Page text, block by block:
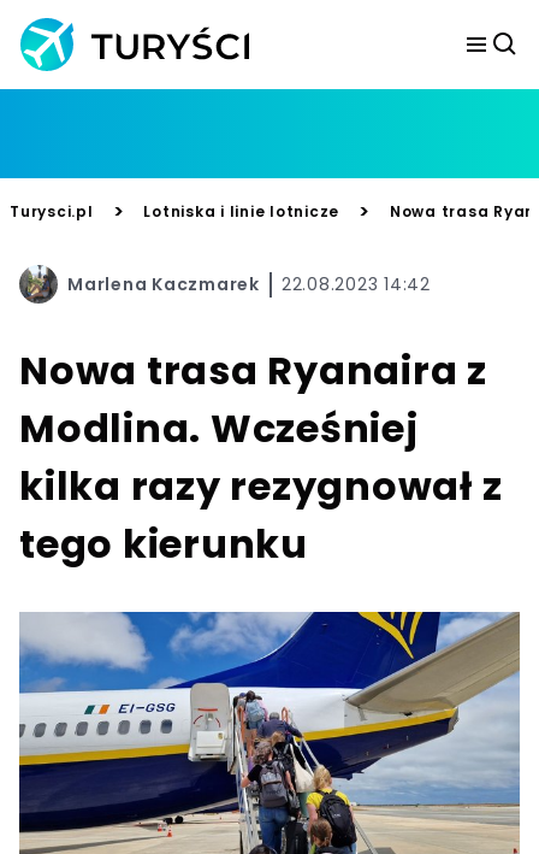
Turysci.pl > Lotniska i linie lotnicze > Nowa trasa
Marlena Kaczmarek 22.08.2023 14:42
Nowa trasa Ryanaira z
Modlina. Wcześniej
kilka razy rezygnował z
tego kierunku